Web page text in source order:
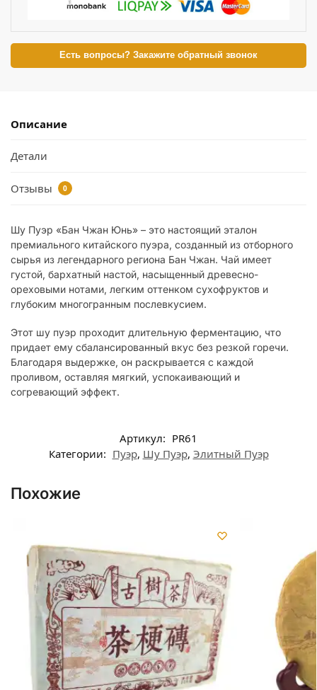
Есть вопросы? Закажите обратный звонок
Описание
Детали
Отзывы 0
Шу Пуэр «Бан Чжан Юнь» – это настоящий эталон
премиального китайского пуэра, созданный из отборного
сырья из легендарного региона Бан Чжан. Чай имеет
густой, бархатный настой, насыщенный древесно-
ореховыми нотами, легким оттенком сухофруктов и
глубоким многогранным послевкусием.
Этот шу пуэр проходит длительную ферментацию, что
придает ему сбалансированный вкус без резкой горечи.
Благодаря выдержке, он раскрывается с каждой
проливом, оставляя мягкий, успокаивающий и
согревающий эффект.
Артикул: PR61
Категории: Пуэр, Шу Пуэр, Элитный Пуэр
Похожие